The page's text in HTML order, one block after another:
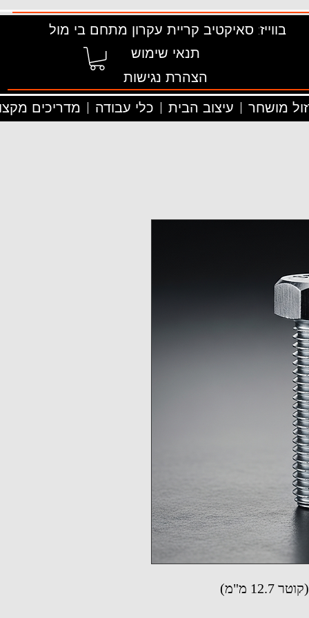
בווייז: סאיקטיב קריית עקרון מתחם בי מול
תנאי שימוש
הצהרת נגישות
מדריכים כלי עבודה עיצוב הבית מושחר